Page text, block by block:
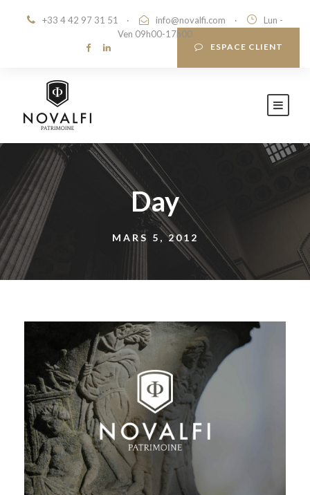
+33 4 42 97 31 51 · info@novalfi.com ·
Lun -
Ven 09h00-17h00
ESPACE CLIENT
Day
MARS 5, 2012